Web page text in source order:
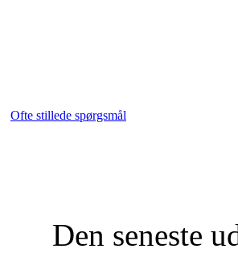
Ofte stillede spørgsmål
Den seneste